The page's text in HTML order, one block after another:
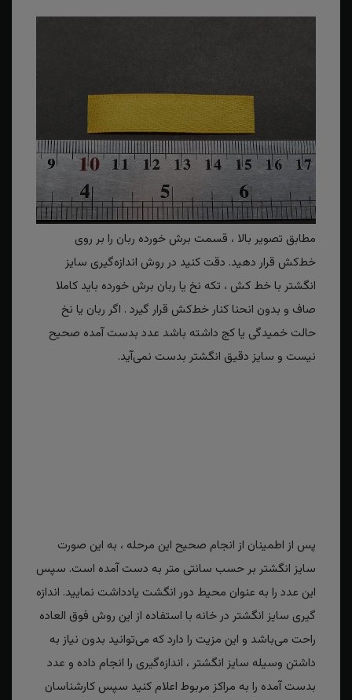
مطابق تصویر بالا ، قسمت برش خورده ربان را بر روی
خط‌کش قرار دهید. دقت کنید در روش اندازه‌گیری سایز
انگشتر با خط کش ، تکه نخ یا ربان برش خورده باید کاملا
صاف و بدون انحنا کنار خط‌کش قرار گیرد . اگر ربان یا نخ
حالت خمیدگی یا کج داشته باشد عدد بدست آمده صحیح
نیست و سایز دقیق انگشتر بدست نمی‌آید.
پس از اطمینان از انجام صحیح این مرحله ، به این صورت
سایز انگشتر بر حسب سانتی متر به دست آمده است. سپس
این عدد را به عنوان محیط دور انگشت یادداشت نمایید. اندازه
گیری سایز انگشتر در خانه با استفاده از این روش فوق العاده
راحت می‌باشد و این مزیت را دارد که می‌توانید بدون نیاز به
داشتن وسیله سایز انگشتر ، اندازه‌گیری را انجام داده و عدد
بدست آمده را به مراکز مربوط اعلام کنید سپس کارشناسان